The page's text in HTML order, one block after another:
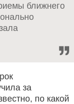
ближнего
за
по какой